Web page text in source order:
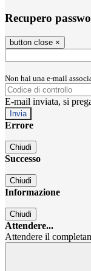
Recupero
button close ×
Non hai una e-mail
E-mail inviata, si
Errore
Chiudi
Successo
Chiudi
Informazione
Chiudi
Attendere...
Attendere il